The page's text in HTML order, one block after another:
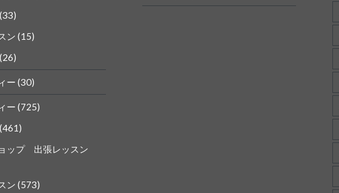
(33)
ン (15)
ー (30)
ー (725)
(461)
ップ 出張レッスン
ン (573)